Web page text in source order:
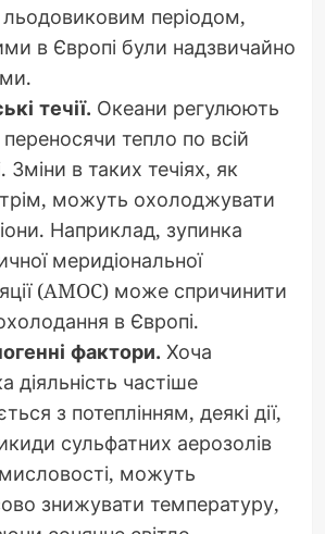
періодом,
в Європі були надзвичайно
течії. Океани регулюють
переносячи тепло по всій
Зміни в таких течіях, як
можуть охолоджувати
Наприклад, зупинка
меридіональної
(AMOC) може спричинити
в Європі.
фактори. Хоча
діяльність частіше
з потеплінням, деякі дії,
сульфатних аерозолів
можуть
знижувати температуру,